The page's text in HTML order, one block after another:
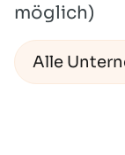
möglich)